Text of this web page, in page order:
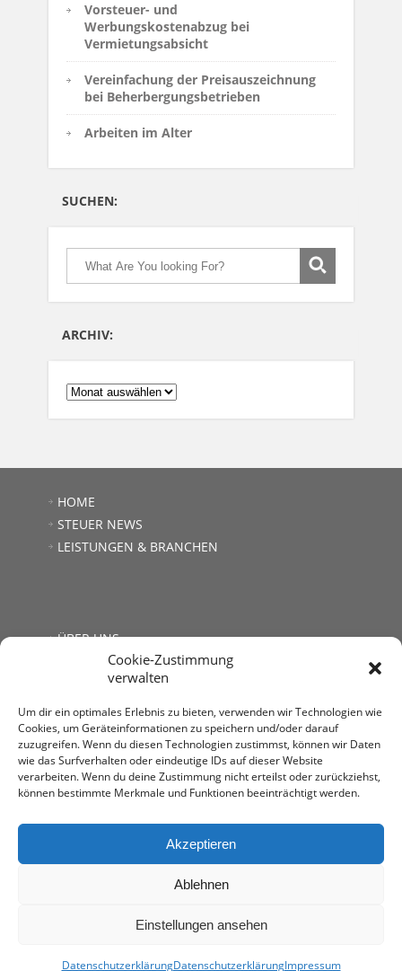
Cookie-Zustimmung
verwalten
Um dir ein optimales Erlebnis zu bieten, verwenden wir Technologien wie
Cookies, um Geräteinformationen zu speichern und/oder darauf
zuzugreifen. Wenn du diesen Technologien zustimmst, können wir Daten
wie das Surfverhalten oder eindeutige IDs auf dieser Website
verarbeiten. Wenn du deine Zustimmung nicht erteilst oder zurückziehst,
können bestimmte Merkmale und Funktionen beeinträchtigt werden.
Akzeptieren
Ablehnen
Einstellungen ansehen
DatenschutzerklärungDatenschutzerklärungImpressum
Vorsteuer- und
Werbungskostenabzug bei
Vermietungsabsicht
Vereinfachung der Preisauszeichnung
bei Beherbergungsbetrieben
Arbeiten im Alter
SUCHEN:
ARCHIV:
ARCHIV:
HOME
STEUER NEWS
LEISTUNGEN & BRANCHEN
ÜBER UNS
KONTAKT
Steuerberatung Mag. Andrea Kromer
E:office@stb-kromer.at
AMEKOM